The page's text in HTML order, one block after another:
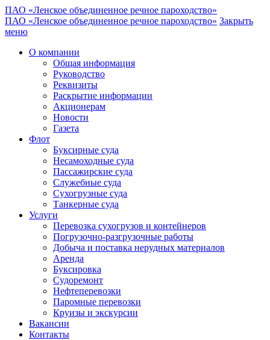
ПАО «Ленское объединенное речное пароходство»
ПАО «Ленское объединенное речное пароходство» Закрыть
меню
О компании
Общая информация
Руководство
Реквизиты
Раскрытие информации
Акционерам
Новости
Газета
Флот
Буксирные суда
Несамоходные суда
Пассажирские суда
Служебные суда
Сухогрузные суда
Танкерные суда
Услуги
Перевозка сухогрузов и контейнеров
Погрузочно-разгрузочные работы
Добыча и поставка нерудных материалов
Аренда
Буксировка
Судоремонт
Нефтеперевозки
Паромные перевозки
Круизы и экскурсии
Вакансии
Контакты